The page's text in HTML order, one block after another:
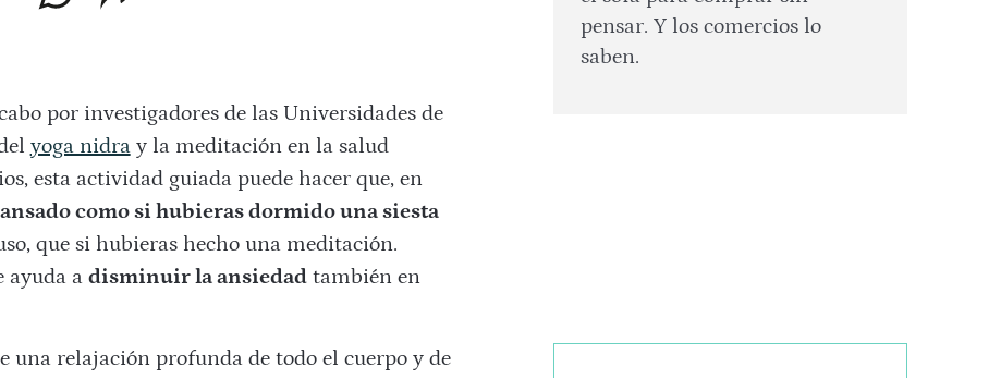
web
enlace
por investigadores de las Universidades de
yoga nidray la meditación en la salud
esta actividad guiada puede hacer que, en
como si hubieras dormido una siesta
que si hubieras hecho una meditación.
ayuda a disminuir la ansiedadtambién en
una relajación profunda de todo el cuerpo y de
pensar. Y los comercios lo
saben.